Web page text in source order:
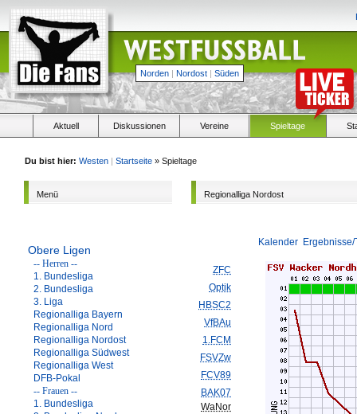
Norden | Nordost | Süden
Aktuell Diskussionen Vereine Spieltage
Du bist hier: Westen | Startseite » Spieltage
Menü
Obere Ligen
-- Herren --
1. Bundesliga
2. Bundesliga
3. Liga
Regionalliga Bayern
Regionalliga Nord
Regionalliga Nordost
Regionalliga Südwest
Regionalliga West
DFB-Pokal
-- Frauen --
1. Bundesliga
Regionalliga Nordost
Kalender
ZFC
Optik
HBSC2
VfBAu
1.FCM
FSVZw
FCV89
BAK07
WaNor